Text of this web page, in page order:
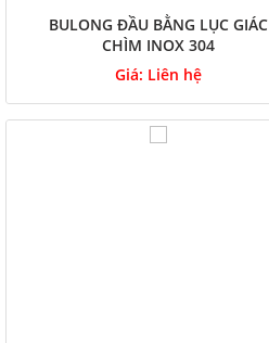
BULONG ĐẦU BẰNG LỤC GIÁC
CHÌM INOX 304
Giá: Liên hệ